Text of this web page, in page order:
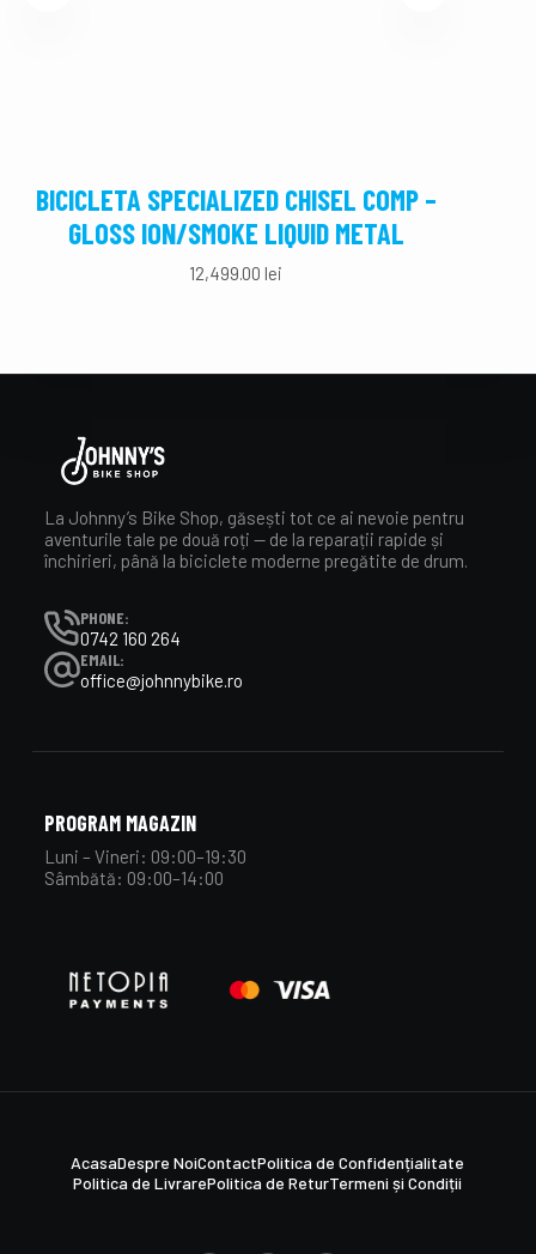
BICICLETA SPECIALIZED CHISEL COMP –
GLOSS ION/SMOKE LIQUID METAL
12,499.00 lei
La Johnny’s Bike Shop, găsești tot ce ai nevoie pentru
aventurile tale pe două roți — de la reparații rapide și
închirieri, până la biciclete moderne pregătite de drum.
PHONE:
0742 160 264
EMAIL:
office@johnnybike.ro
PROGRAM MAGAZIN
Luni – Vineri: 09:00–19:30
Sâmbătă: 09:00–14:00
AcasaDespre NoiContactPolitica de Confidențialitate
Politica de LivrarePolitica de ReturTermeni și Condiții